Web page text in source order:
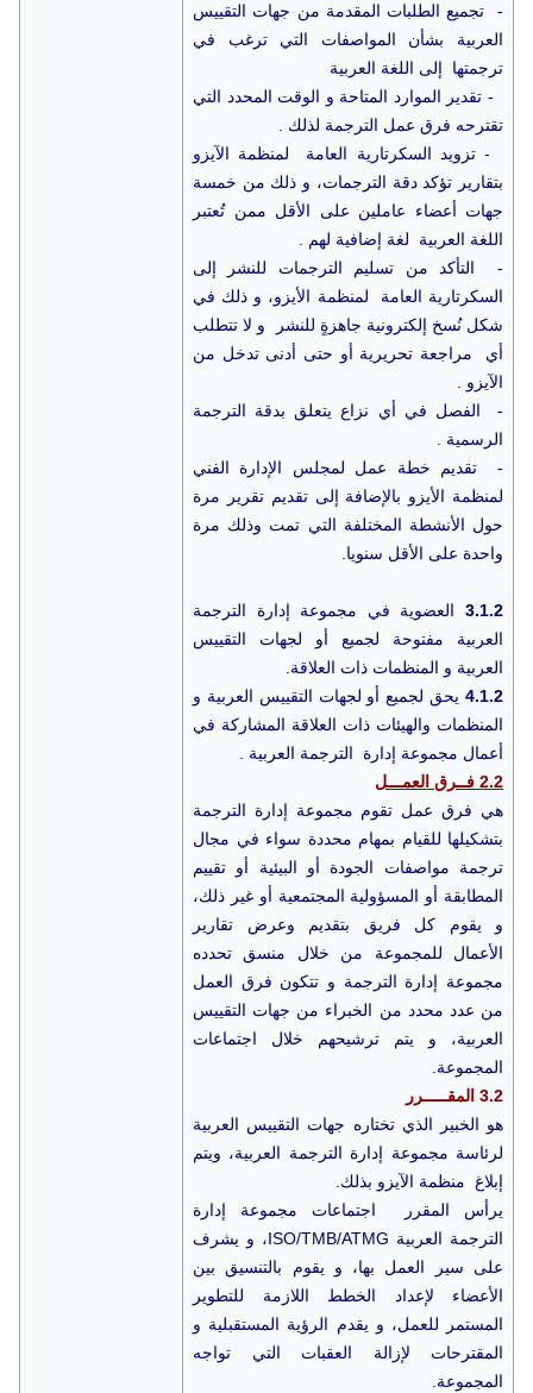
- تجميع الطلبات المقدمة من جهات التقييس
العربية بشأن المواصفات التي ترغب في
ترجمتها إلى اللغة العربية
- تقدير الموارد المتاحة و الوقت المحدد التي
تقترحه فرق عمل الترجمة لذلك .
- تزويد السكرتارية العامة لمنظمة الآيزو
بتقارير تؤكد دقة الترجمات، و ذلك من خمسة
جهات أعضاء عاملين على الأقل ممن تُعتبر
اللغة العربية لغة إضافية لهم .
- التأكد من تسليم الترجمات للنشر إلى
السكرتارية العامة لمنظمة الأيزو، و ذلك في
شكل نُسخ إلكترونية جاهزةٍ للنشر و لا تتطلب
أي مراجعة تحريرية أو حتى أدنى تدخل من
الآيزو .
- الفصل في أي نزاع يتعلق بدقة الترجمة
الرسمية .
- تقديم خطة عمل لمجلس الإدارة الفني
لمنظمة الأيزو بالإضافة إلى تقديم تقرير مرة
حول الأنشطة المختلفة التي تمت وذلك مرة
واحدة على الأقل سنويا.
3.1.2 العضوية في مجموعة إدارة الترجمة
العربية مفتوحة لجميع أو لجهات التقييس
العربية و المنظمات ذات العلاقة.
4.1.2 يحق لجميع أو لجهات التقييس العربية و
المنظمات والهيئات ذات العلاقة المشاركة في
أعمال مجموعة إدارة الترجمة العربية .
2.2 فــرق العمـــل
هي فرق عمل تقوم مجموعة إدارة الترجمة
بتشكيلها للقيام بمهام محددة سواء في مجال
ترجمة مواصفات الجودة أو البيئية أو تقييم
المطابقة أو المسؤولية المجتمعية أو غير ذلك،
و يقوم كل فريق بتقديم وعرض تقارير
الأعمال للمجموعة من خلال منسق تحدده
مجموعة إدارة الترجمة و تتكون فرق العمل
من عدد محدد من الخبراء من جهات التقييس
العربية، و يتم ترشيحهم خلال اجتماعات
المجموعة.
3.2 المقـــــرر
هو الخبير الذي تختاره جهات التقييس العربية
لرئاسة مجموعة إدارة الترجمة العربية، ويتم
إبلاغ منظمة الآيزو بذلك.
يرأس المقرر اجتماعات مجموعة إدارة
الترجمة العربية ISO/TMB/ATMG، و يشرف
على سير العمل بها، و يقوم بالتنسيق بين
الأعضاء لإعداد الخطط اللازمة للتطوير
المستمر للعمل، و يقدم الرؤية المستقبلية و
المقترحات لإزالة العقبات التي تواجه
المجموعة.